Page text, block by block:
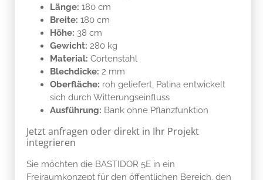
Länge: 180 cm
Breite: 180 cm
Höhe: 38 cm
Gewicht: 280 kg
Material: Cortenstahl
Blechdicke: 2 mm
Oberfläche: roh geliefert, Patina entwickelt
sich durch Witterungseinfluss
Ausführung: Bank ohne Pflanzfunktion
Jetzt anfragen oder direkt in Ihr Projekt
integrieren
Sie möchten die BASTIDOR 5E in ein
Freiraumkonzept für den öffentlichen Bereich, den